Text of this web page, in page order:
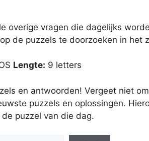
overige vragen die dagelijks
de puzzels te doorzoeken in het
Lengte: 9 letters
en antwoorden! Vergeet niet
puzzels en oplossingen.
puzzel van die dag.